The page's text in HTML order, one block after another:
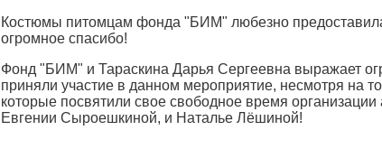
Костюмы питомцам фонда "БИМ" любезно
огромное спасибо!
Фонд "БИМ" и Тараскина Дарья Сергеевна выражает
приняли участие в данном мероприятие, несмотря на
которые посвятили свое свободное время
Евгении Сыроешкиной, и Наталье Лёшиной!